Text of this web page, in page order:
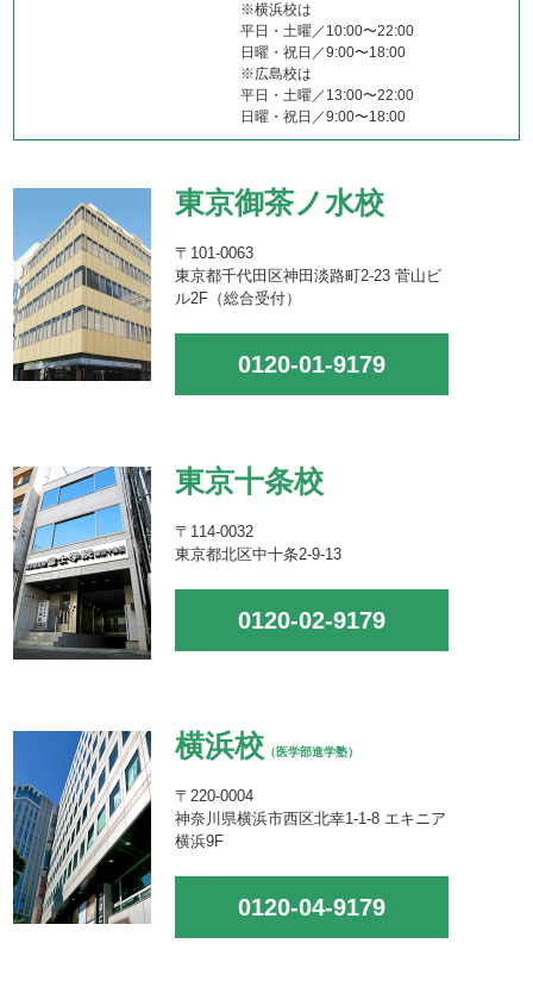
※横浜校は
平日・土曜／10:00〜22:00
日曜・祝日／9:00〜18:00
※広島校は
平日・土曜／13:00〜22:00
日曜・祝日／9:00〜18:00
東京御茶ノ水校
〒101-0063
東京都千代田区神田淡路町2-23 菅山ビ
ル2F（総合受付）
0120-01-9179
東京十条校
〒114-0032
東京都北区中十条2-9-13
0120-02-9179
横浜校 （医学部進学塾）
〒220-0004
神奈川県横浜市西区北幸1-1-8 エキニア
横浜9F
0120-04-9179